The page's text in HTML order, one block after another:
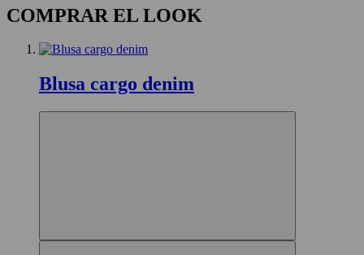
COMPRAR EL LOOK
Blusa cargo denim